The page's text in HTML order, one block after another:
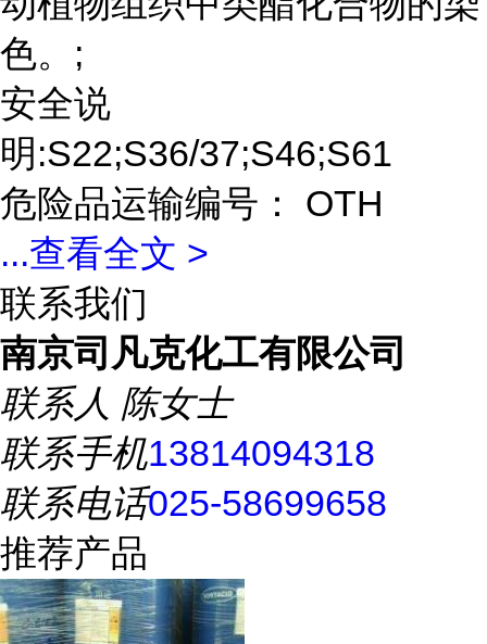
色。;
安全说
明:S22;S36/37;S46;S61
危险品运输编号： OTH
...查看全文 >
联系我们
南京司凡克化工有限公司
联系人 陈女士
联系手机13814094318
联系电话025-58699658
推荐产品